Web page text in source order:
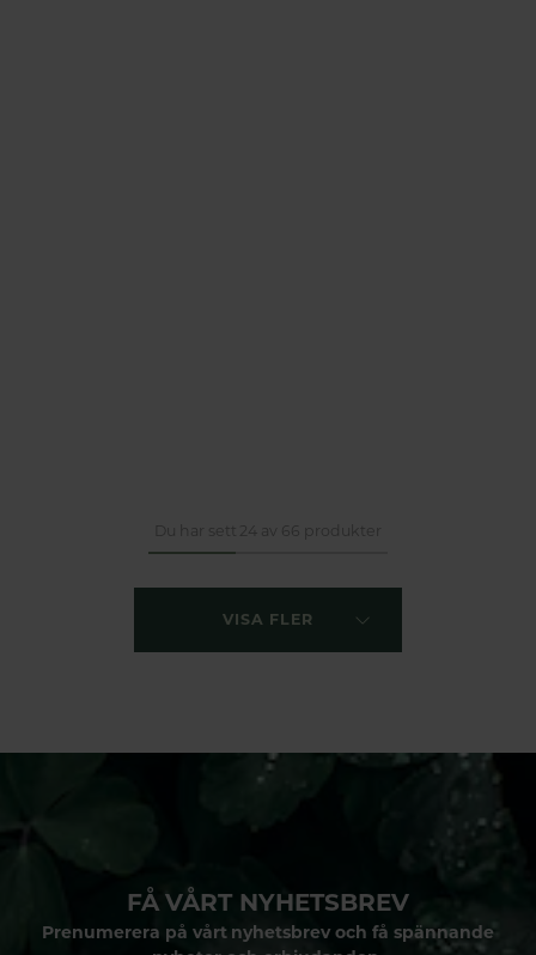
Du har sett 24 av 66 produkter
VISA FLER
FÅ VÅRT NYHETSBREV
Prenumerera på vårt nyhetsbrev och få spännande